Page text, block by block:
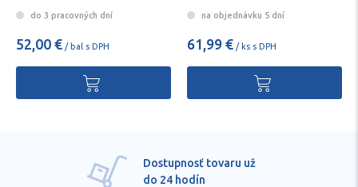
do 3 pracovných dní
52,00 € / bal s DPH
na objednávku 5 dní
61,99 € / ks s DPH
Pre každú položku
technické kvalifikované